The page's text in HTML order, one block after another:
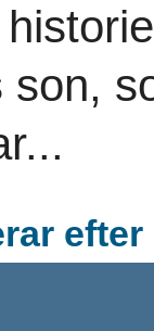
son,